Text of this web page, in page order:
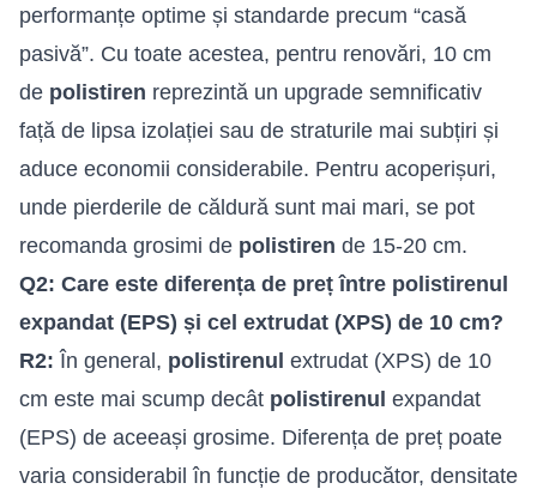
performanțe optime și standarde precum “casă
pasivă”. Cu toate acestea, pentru renovări, 10 cm
de polistiren reprezintă un upgrade semnificativ
față de lipsa izolației sau de straturile mai subțiri și
aduce economii considerabile. Pentru acoperișuri,
unde pierderile de căldură sunt mai mari, se pot
recomanda grosimi de polistiren de 15-20 cm.
Q2: Care este diferența de preț între polistirenul
expandat (EPS) și cel extrudat (XPS) de 10 cm?
R2: În general, polistirenul extrudat (XPS) de 10
cm este mai scump decât polistirenul expandat
(EPS) de aceeași grosime. Diferența de preț poate
varia considerabil în funcție de producător, densitate